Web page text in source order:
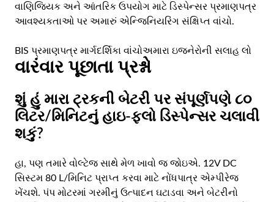
વાણિજ્યિક અને આંતરિક ઉપયોગ માટે ડિસ્પેન્સર પ્રમાણપત્ર
આવશ્યકતાઓ પર અમારું એન્જિનિયરિંગ સંક્ષિપ્ત વાંચો.
BIS પ્રમાણપત્ર માર્ગદર્શિકા વાંચોઅમારા ઇજનેરોની સલાહ લો
વારંવાર પૂછાતા પ્રશ્નો
શું હું મારા ટ્રકની બેટરી પર સંપૂર્ણપણે ૮૦
લિટર/મિનિટનું હાઇ-ફ્લો ડિસ્પેન્સર ચલાવી
શકું?
હા, પણ તમારે વોલ્ટેજ સાથે મેળ ખાવો જ જોઇએ. 12V DC
સિસ્ટમ 80 L/મિનિટ પ્રાપ્ત કરવા માટે નોંધપાત્ર એમ્પીરેજ
ખેંચશે. પંપ મોટરમાં ગરમીનું ઉત્પાદન ઘટાડવા અને બેટરીનો